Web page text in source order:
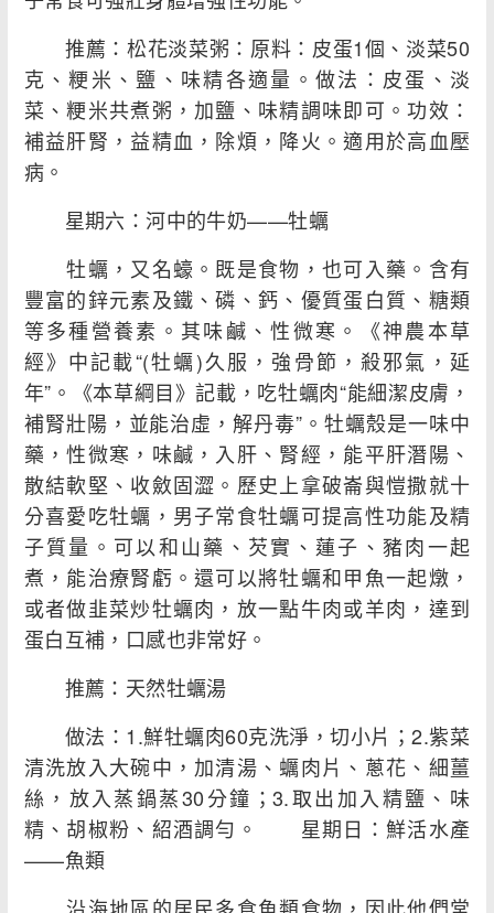
推薦：松花淡菜粥：原料：皮蛋1個、淡菜50
克、粳米、鹽、味精各適量。做法：皮蛋、淡
菜、粳米共煮粥，加鹽、味精調味即可。功效：
補益肝腎，益精血，除煩，降火。適用於高血壓
病。
星期六：河中的牛奶——牡蠣
牡蠣，又名蠔。既是食物，也可入藥。含有
豐富的鋅元素及鐵、磷、鈣、優質蛋白質、糖類
等多種營養素。其味鹹、性微寒。《神農本草
經》中記載“(牡蠣)久服，強骨節，殺邪氣，延
年”。《本草綱目》記載，吃牡蠣肉“能細潔皮膚，
補腎壯陽，並能治虛，解丹毒”。牡蠣殼是一味中
藥，性微寒，味鹹，入肝、腎經，能平肝潛陽、
散結軟堅、收斂固澀。歷史上拿破崙與愷撒就十
分喜愛吃牡蠣，男子常食牡蠣可提高性功能及精
子質量。可以和山藥、芡實、蓮子、豬肉一起
煮，能治療腎虧。還可以將牡蠣和甲魚一起燉，
或者做韭菜炒牡蠣肉，放一點牛肉或羊肉，達到
蛋白互補，口感也非常好。
推薦：天然牡蠣湯
做法：1.鮮牡蠣肉60克洗淨，切小片；2.紫菜
清洗放入大碗中，加清湯、蠣肉片、蔥花、細薑
絲，放入蒸鍋蒸30分鐘；3.取出加入精鹽、味
精、胡椒粉、紹酒調勻。 星期日：鮮活水產
——魚類